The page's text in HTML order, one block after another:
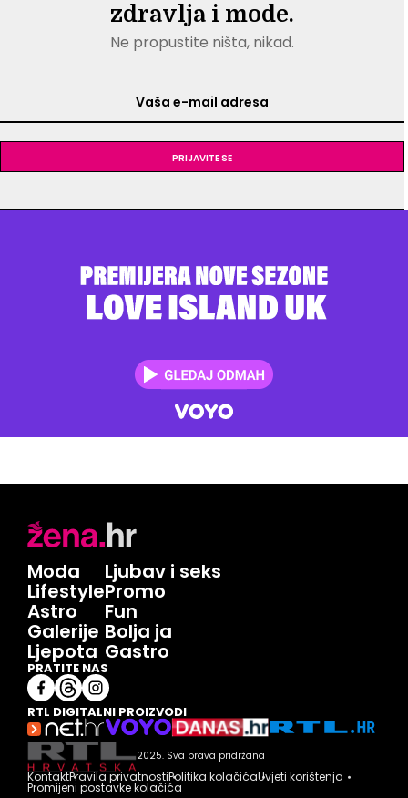
zdravlja i mode.
Ne propustite ništa, nikad.
Prijavite se
Moda
Lifestyle
Astro
Galerije
Ljepota
Ljubav i seks
Promo
Fun
Bolja ja
Gastro
PRATITE NAS
RTL DIGITALNI PROIZVODI
2025. Sva prava pridržana
KontaktPravila privatnostiPolitika kolačićaUvjeti korištenja
Promijeni postavke kolačića